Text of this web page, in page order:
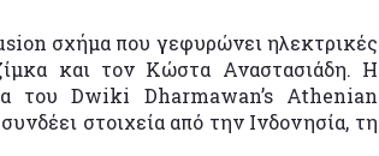
σχήμα που γεφυρώνει ηλεκτρικές
και τον Κώστα Αναστασιάδη. Η
του Dwiki Dharmawan’s Athenian
στοιχεία από την Ινδονησία, τη